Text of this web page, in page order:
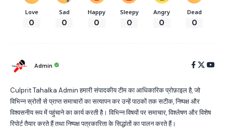
Love
0
Sad
0
Happy
0
Sleepy
0
Angry
0
Dead
0
Admin
Culprit Tahalka Admin हमारी संपादकीय टीम का आधिकारिक प्रोफ़ाइल है, जो
विभिन्न स्रोतों से प्राप्त समाचारों का सत्यापन कर उन्हें पाठकों तक सटीक, निष्पक्ष और
विश्वसनीय रूप में पहुंचाने का कार्य करती है। विभिन्न विषयों पर समाचार, विश्लेषण और विशेष
रिपोर्ट तैयार करते हैं तथा निष्पक्ष पत्रकारिता के सिद्धांतों का पालन करते हैं।